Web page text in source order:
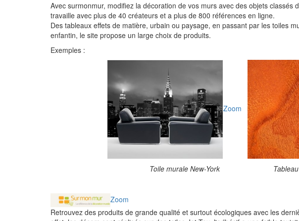
Avec surmonmur, modifiez la décoration de vos murs avec des objets classés
travaille avec plus de 40 créateurs et a plus de 800 références en ligne.
Des tableaux effets de matière, urbain ou paysage, en passant par les toiles
enfantin, le site propose un large choix de produits.
Exemples :
Zoom
Toile murale New-York
Zoom
Retrouvez des produits de grande qualité et surtout écologiques avec les